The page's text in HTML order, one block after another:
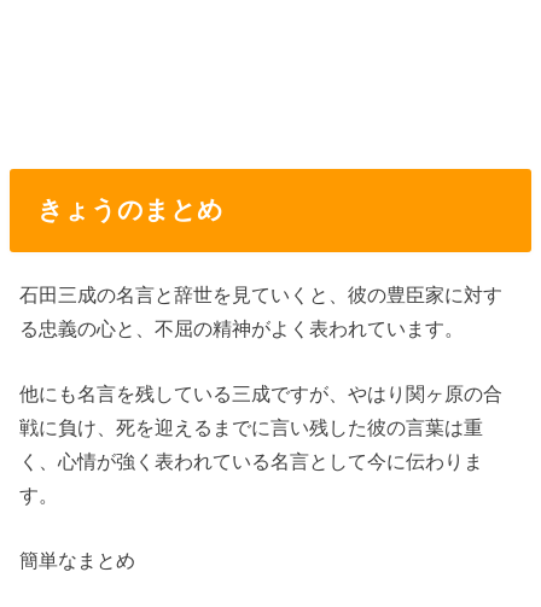
きょうのまとめ
石田三成の名言と辞世を見ていくと、彼の豊臣家に対す
る忠義の心と、不屈の精神がよく表われています。
他にも名言を残している三成ですが、やはり関ヶ原の合
戦に負け、死を迎えるまでに言い残した彼の言葉は重
く、心情が強く表われている名言として今に伝わりま
す。
簡単なまとめ